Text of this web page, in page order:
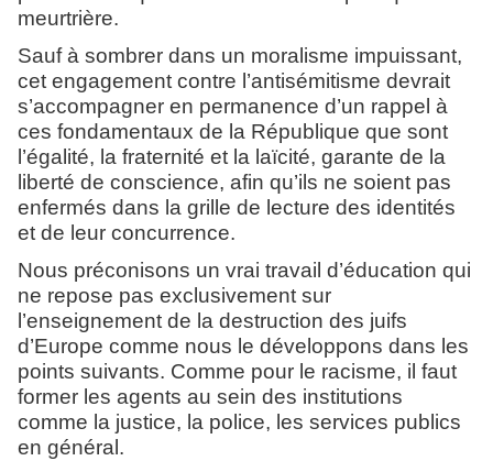
meurtrière.
Sauf à sombrer dans un moralisme impuissant,
cet engagement contre l’antisémitisme devrait
s’accompagner en permanence d’un rappel à
ces fondamentaux de la République que sont
l’égalité, la fraternité et la laïcité, garante de la
liberté de conscience, afin qu’ils ne soient pas
enfermés dans la grille de lecture des identités
et de leur concurrence.
Nous préconisons un vrai travail d’éducation qui
ne repose pas exclusivement sur
l’enseignement de la destruction des juifs
d’Europe comme nous le développons dans les
points suivants. Comme pour le racisme, il faut
former les agents au sein des institutions
comme la justice, la police, les services publics
en général.